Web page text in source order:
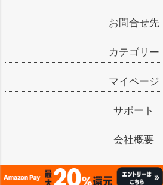
お問合せ先
カテゴリー
マイページ
サポート
会社概要